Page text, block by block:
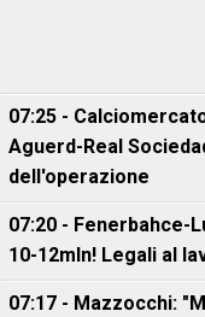
07:25 -
Aguerd-Real
dell'operazione
07:20 - Fenerbahce-
10-12mln! Legali al
07:17 - Mazzocchi: